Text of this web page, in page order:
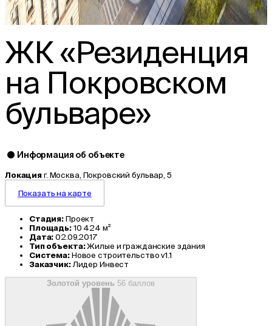
ЖК «Резиденция
на Покровском
бульваре»
Информация об объекте
Локация г. Москва, Покровский бульвар, 5
Показать на карте
Стадия: Проект
Площадь: 10 424 м²
Дата: 02.09.2017
Тип объекта:Жилые и гражданские здания
Система: Новое строительство v1.1
Заказчик:Лидер Инвест
Золотой уровень 56 баллов